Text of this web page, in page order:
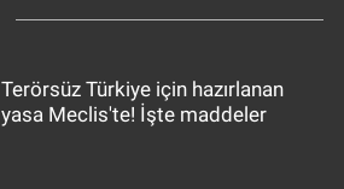
Terörsüz Türkiye için hazırlanan
yasa Meclis'te! İşte maddeler